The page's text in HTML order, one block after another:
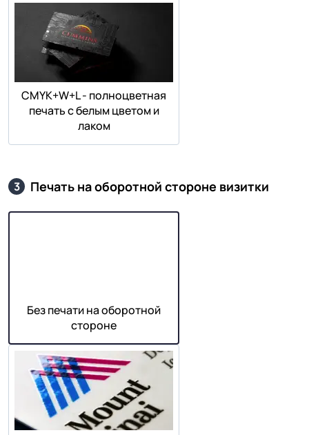
СMYK+W+L - полноцветная
печать с белым цветом и
лаком
3 Печать на оборотной стороне визитки
Без печати на оборотной
стороне